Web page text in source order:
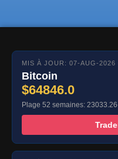
MIS À JOUR: 07-AUG-2026
Bitcoin
$64846.0
Plage 52 semaines: